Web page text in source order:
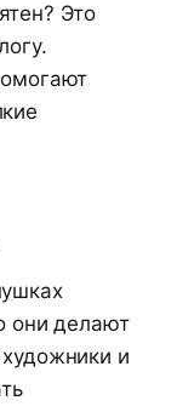
Это
они делают
и